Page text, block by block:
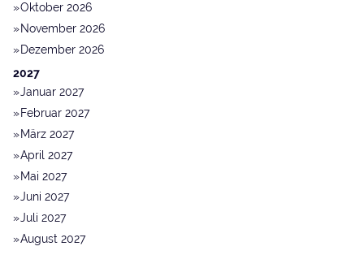
Oktober 2026
November 2026
Dezember 2026
2027
Januar 2027
Februar 2027
März 2027
April 2027
Mai 2027
Juni 2027
Juli 2027
August 2027